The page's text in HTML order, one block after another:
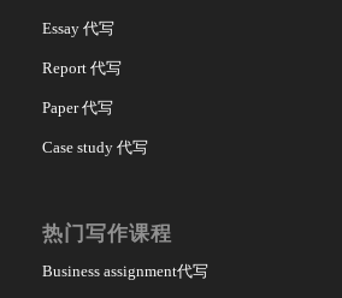
Essay 代写
Report 代写
Paper 代写
Case study 代写
热门写作课程
Business assignment代写